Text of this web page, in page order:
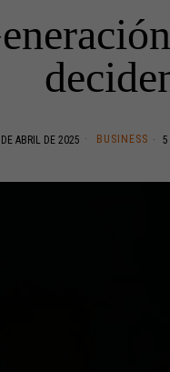
ABRIL DE 2025 BUSINESS 5